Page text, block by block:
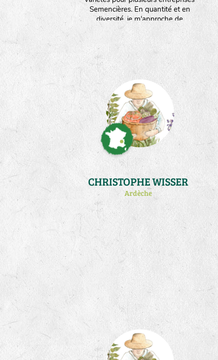
Semencières. En quantité et en
diversité, je m'approche de
l'autonomie en graines nécessaire à
mon activité de production de plants
au printemps (atelier qui m'occupe à
temps plein de fevrier à début juin).
Je pratique la biodynamie et un peu
de traction animale.
CHRISTOPHE WISSER
Ardèche